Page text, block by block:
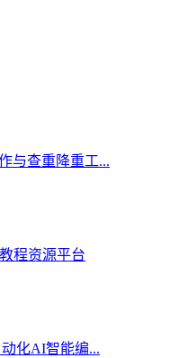
与查重降重工...
程资源平台
化AI智能编...